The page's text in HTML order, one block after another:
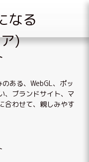
のある、WebGL、 ポッ
、 ブランドサイト、 マ
合わせて、 親しみやす